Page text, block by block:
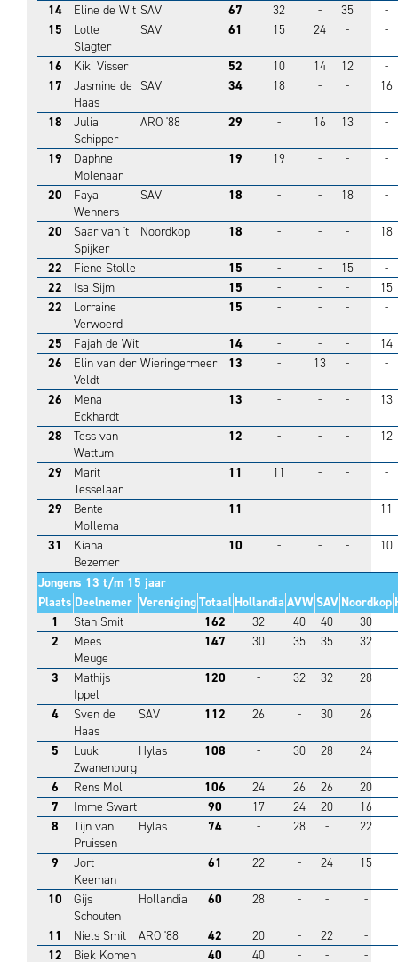
14 Eline de Wit SAV 67 32 - 35
-
15
Lotte
Slagter
SAV 61 15 24 - -
16 Kiki Visser 52 10 14 12
-
17
Jasmine de
Haas
SAV 34 18 - - 16
18
Julia
Schipper
ARO '88 29 - 16 13 -
19
Daphne
Molenaar
19 19 - - -
20
Faya
Wenners
SAV 18 - - 18 -
20
Saar van 't
Spijker
Noordkop 18 - - - 18
22 Fiene Stolle 15 - - 15
-
22
Isa Sijm 15 - - -
15
22
Lorraine
Verwoerd
15 - - - -
25 Fajah de Wit 14 - - -
14
26
Elin van der
Veldt
Wieringermeer 13 - 13 - -
26
Mena
Eckhardt
13 - - - 13
28
Tess van
Wattum
12 - - - 12
29
Marit
Tesselaar
11 11 - - -
29
Bente
Mollema
11 - - - 11
31
Kiana
Bezemer
10 - - - 10
Jongens 13 t/m 15 jaar
Plaats Deelnemer VerenigingTotaal Hollandia AVWSAV Noordkop
1
Stan Smit 162 32 40 40
30
2
Mees
Meuge
147 30 35 35 32
3
Mathijs
Ippel
120 - 32 32 28
4
Sven de
Haas
SAV 112 26 - 30 26
5
Luuk
Zwanenburg
Hylas 108 - 30 28 24
6 Rens Mol 106 24 26 26
20
7
Imme Swart 90 17 24 20
16
8
Tijn van
Pruissen
Hylas 74 - 28 - 22
9
Jort
Keeman
61 22 - 24 15
10
Gijs
Schouten
Hollandia 60 28 - - -
11 Niels Smit ARO '88 42 20 - 22
-
12
Biek Komen 40 40 - -
-